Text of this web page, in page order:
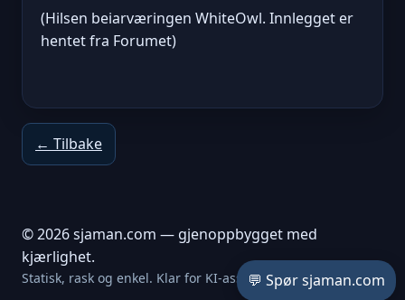
(Hilsen beiarværingen WhiteOwl. Innlegget er
hentet fra Forumet)
← Tilbake
© 2026 sjaman.com — gjenoppbygget med
kjærlighet.
Statisk, rask og enkel. Klar for KI-assistent.💬 Spør sjaman.com